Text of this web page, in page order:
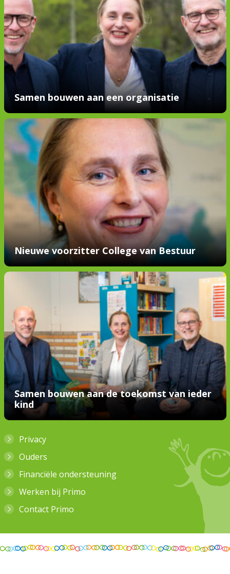
Samen bouwen aan een organisatie
Nieuwe voorzitter College van Bestuur
Samen bouwen aan de toekomst van ieder
kind
Privacy
Ouders
Financiële ondersteuning
Werken bij Primo
Contact Primo